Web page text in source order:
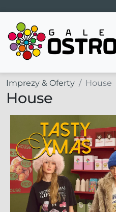
Main Navigation
Imprezy & Oferty House
House